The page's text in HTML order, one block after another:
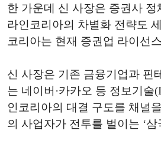
한 가운데 신 사장은 증권사
라인코리아의 차별화 전략도
코리아는 현재 증권업 라이선
신 사장은 기존 금융기업과 핀
는 네이버·카카오 등 정보기술
인코리아의 대결 구도를 채널
의 사업자가 전투를 벌이는 ‘삼